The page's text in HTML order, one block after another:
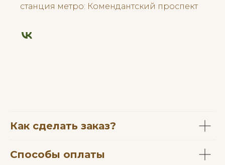
станция метро: Комендантский проспект
Как сделать заказ?
Способы оплаты